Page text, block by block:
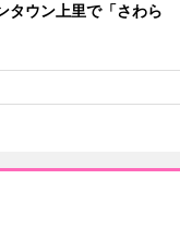
タウン上里で「さわら